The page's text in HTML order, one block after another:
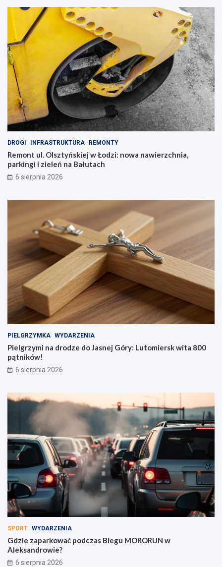
DROGI INFRASTRUKTURA REMONTY
Remont ul. Olsztyńskiej w Łodzi: nowa nawierzchnia,
parkingi i zieleń na Bałutach
6 sierpnia 2026
PIELGRZYMKA WYDARZENIA
Pielgrzymi na drodze do Jasnej Góry: Lutomiersk wita 800
pątników!
6 sierpnia 2026
SPORT WYDARZENIA
Gdzie zaparkować podczas Biegu MORORUN w
Aleksandrowie?
6 sierpnia 2026